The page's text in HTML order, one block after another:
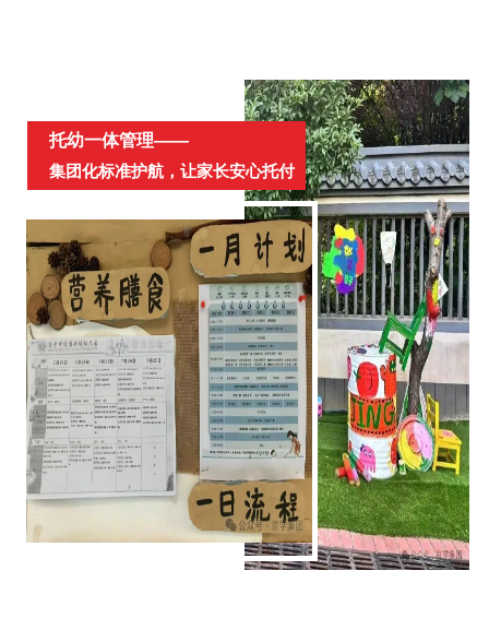
托幼一体管理——
集团化标准护航，让家长安心托付